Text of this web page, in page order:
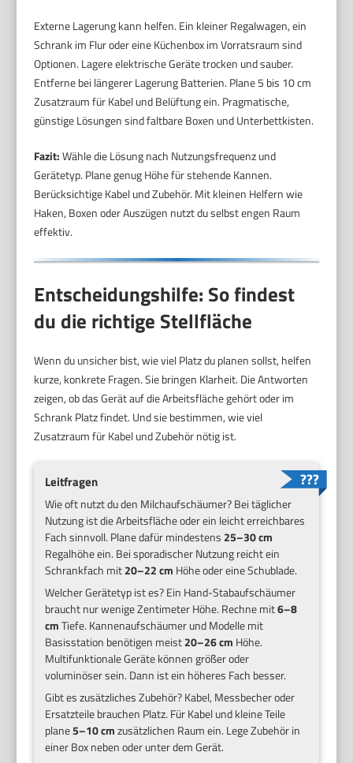
Externe Lagerung kann helfen. Ein kleiner Regalwagen, ein
Schrank im Flur oder eine Küchenbox im Vorratsraum sind
Optionen. Lagere elektrische Geräte trocken und sauber.
Entferne bei längerer Lagerung Batterien. Plane 5 bis 10 cm
Zusatzraum für Kabel und Belüftung ein. Pragmatische,
günstige Lösungen sind faltbare Boxen und Unterbettkisten.
Fazit:Wähle die Lösung nach Nutzungsfrequenz und
Gerätetyp. Plane genug Höhe für stehende Kannen.
Berücksichtige Kabel und Zubehör. Mit kleinen Helfern wie
Haken, Boxen oder Auszügen nutzt du selbst engen Raum
effektiv.
Entscheidungshilfe: So findest
du die richtige Stellfläche
Wenn du unsicher bist, wie viel Platz du planen sollst, helfen
kurze, konkrete Fragen. Sie bringen Klarheit. Die Antworten
zeigen, ob das Gerät auf die Arbeitsfläche gehört oder im
Schrank Platz findet. Und sie bestimmen, wie viel
Zusatzraum für Kabel und Zubehör nötig ist.
Leitfragen
Wie oft nutzt du den Milchaufschäumer? Bei täglicher
Nutzung ist die Arbeitsfläche oder ein leicht erreichbares
Fach sinnvoll. Plane dafür mindestens 25–30 cm
Regalhöhe ein. Bei sporadischer Nutzung reicht ein
Schrankfach mit20–22 cm Höhe oder eine Schublade.
Welcher Gerätetyp ist es? Ein Hand-Stabaufschäumer
braucht nur wenige Zentimeter Höhe. Rechne mit6–8
cmTiefe. Kannenaufschäumer und Modelle mit
Basisstation benötigen meist20–26 cm Höhe.
Multifunktionale Geräte können größer oder
voluminöser sein. Dann ist ein höheres Fach besser.
Gibt es zusätzliches Zubehör? Kabel, Messbecher oder
Ersatzteile brauchen Platz. Für Kabel und kleine Teile
plane5–10 cmzusätzlichen Raum ein. Lege Zubehör in
einer Box neben oder unter dem Gerät.